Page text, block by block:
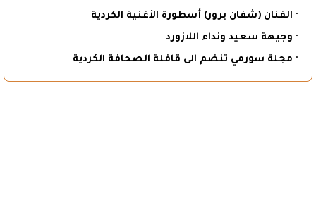
· الفنان (شفان برور) أسطورة الأغنية الكردية
· وجيهة سعيد ونداء اللازورد
· مجلة سورمي تنضم الى قافلة الصحافة الكردية